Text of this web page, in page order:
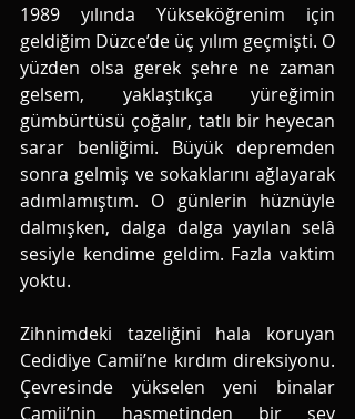
1989 yılında Yükseköğrenim için
geldiğim Düzce’de üç yılım geçmişti. O
yüzden olsa gerek şehre ne zaman
gelsem, yaklaştıkça yüreğimin
gümbürtüsü çoğalır, tatlı bir heyecan
sarar benliğimi. Büyük depremden
sonra gelmiş ve sokaklarını ağlayarak
adımlamıştım. O günlerin hüznüyle
dalmışken, dalga dalga yayılan selâ
sesiyle kendime geldim. Fazla vaktim
yoktu.
Zihnimdeki tazeliğini hala koruyan
Cedidiye Camii’ne kırdım direksiyonu.
Çevresinde yükselen yeni binalar
Camii’nin haşmetinden bir şey